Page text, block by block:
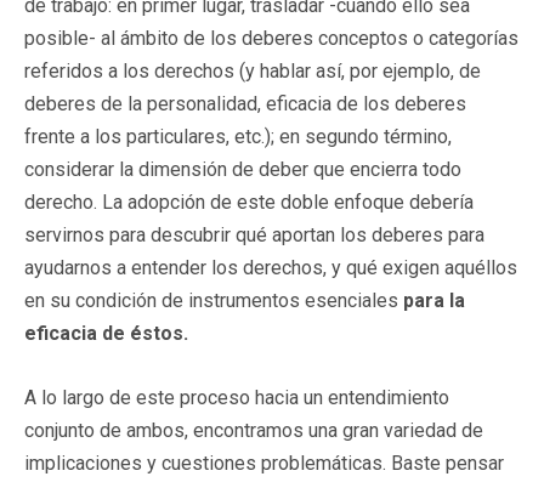
de trabajo: en primer lugar, trasladar -cuando ello sea
posible- al ámbito de los deberes conceptos o categorías
referidos a los derechos (y hablar así, por ejemplo, de
deberes de la personalidad, eficacia de los deberes
frente a los particulares, etc.); en segundo término,
considerar la dimensión de deber que encierra todo
derecho. La adopción de este doble enfoque debería
servirnos para descubrir qué aportan los deberes para
ayudarnos a entender los derechos, y qué exigen aquéllos
en su condición de instrumentos esenciales para la
eficacia de éstos.
A lo largo de este proceso hacia un entendimiento
conjunto de ambos, encontramos una gran variedad de
implicaciones y cuestiones problemáticas. Baste pensar